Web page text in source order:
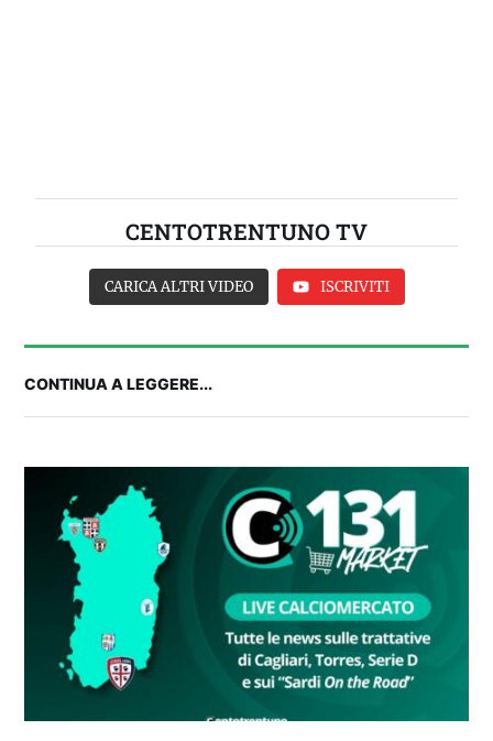
CENTOTRENTUNO TV
FANTA 131 LIVE | La nuova stagione al
fantacalcio: le novità di Fanta 131 e chi
CARICA ALTRI VIDEO ISCRIVITI
CONTINUA A LEGGERE...